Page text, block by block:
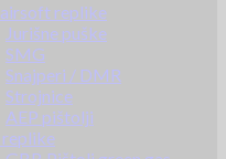
replike
Jurišne puške
SMG
Snajperi / DMR
Strojnice
AEP pištolji